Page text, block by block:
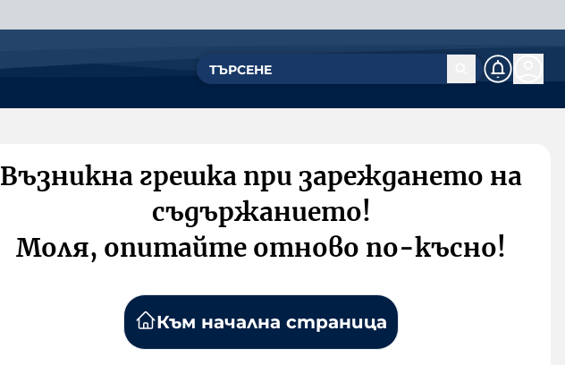
Възникна грешка при зареждането на
съдържанието!
Моля, опитайте отново по-късно!
Към начална страница